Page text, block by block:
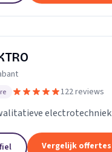
122 reviews
electrotechniek
Vergelijk offertes